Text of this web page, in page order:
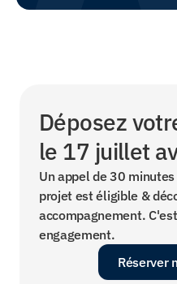
Déposez
le 17 juillet
Un appel de 30
projet est éligible &
accompagnement.
engagement.
Réserver